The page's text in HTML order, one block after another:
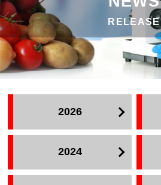
RELEASE
2026
2024